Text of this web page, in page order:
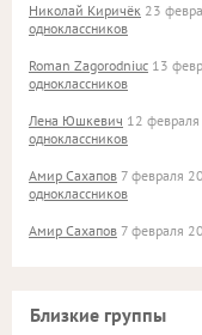
Николай Киричёк 23
одноклассников
Roman Zagorodniuc 13
одноклассников
Лена Юшкевич 12
одноклассников
Амир Сахапов 7 февраля
одноклассников
Амир Сахапов 7 февраля
Близкие группы